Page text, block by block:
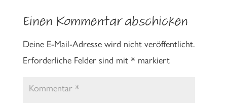
Einen Kommentar abschicken
Deine E-Mail-Adresse wird nicht veröffentlicht.
Erforderliche Felder sind mit *markiert